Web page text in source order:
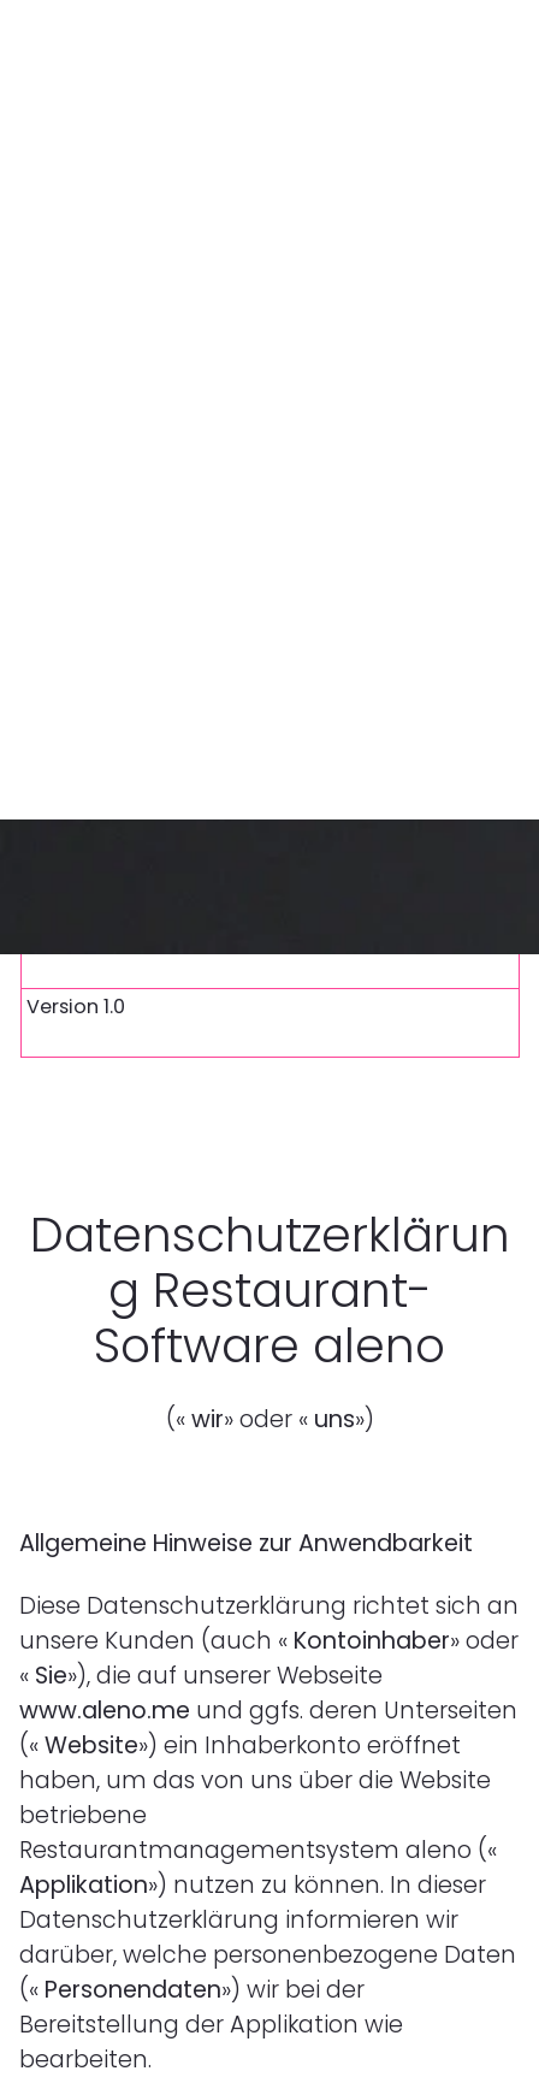
Version 1.0
Datenschutzerklärun
g Restaurant-
Software aleno
(«wir» oder « uns»)
Allgemeine Hinweise zur Anwendbarkeit
Diese Datenschutzerklärung richtet sich an
unsere Kunden (auch « Kontoinhaber» oder
« Sie»), die auf unserer Webseite
www.aleno.me und ggfs. deren Unterseiten
(«Website») ein Inhaberkonto eröffnet
haben, um das von uns über die Website
betriebene
Restaurantmanagementsystem aleno («
Applikation») nutzen zu können. In dieser
Datenschutzerklärung informieren wir
darüber, welche personenbezogene Daten
(« Personendaten») wir bei der
Bereitstellung der Applikation wie
bearbeiten.